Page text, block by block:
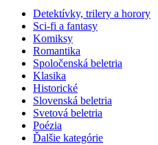
Detektívky, trilery a horory
Sci-fi a fantasy
Komiksy
Romantika
Spoločenská beletria
Klasika
Historické
Slovenská beletria
Svetová beletria
Poézia
Ďalšie kategórie